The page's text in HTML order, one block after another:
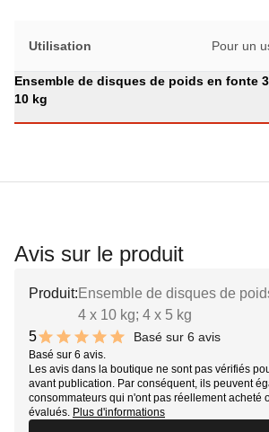
Utilisation Pour un
Ensemble de disques de poids en fonte
10 kg
Avis sur le produit
Produit: Ensemble de disques de
4 x 10 kg; 4 x 5 kg
5
10 out of 10 stars
Basé sur 6 avis
Basé sur 6 avis.
Les avis dans la boutique ne sont pas vérifiés
avant publication. Par conséquent, ils peuvent
consommateurs qui n'ont pas réellement acheté
évalués. Plus d'informations